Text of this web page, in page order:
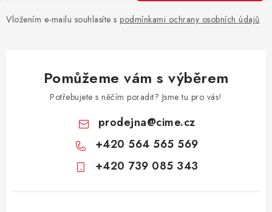
Vložením e-mailu souhlasíte s podmínkami ochrany osobních údajů
Pomůžeme vám s výběrem
Potřebujete s něčím poradit? Jsme tu pro vás!
prodejna@cime.cz
+420 564 565 569
+420 739 085 343